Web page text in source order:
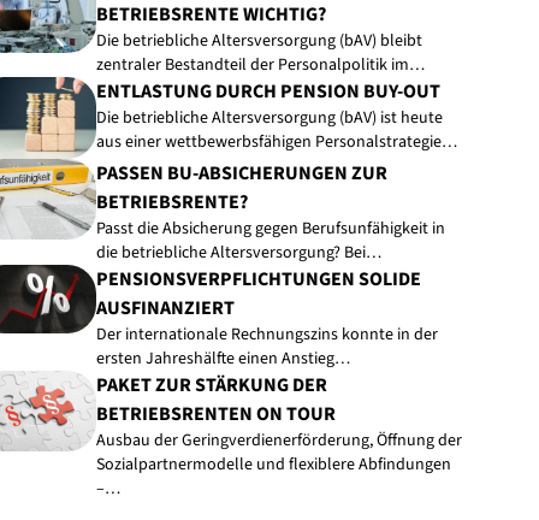
BETRIEBSRENTE WICHTIG?
Die betriebliche Altersversorgung (bAV) bleibt
zentraler Bestandteil der Personalpolitik im…
ENTLASTUNG DURCH PENSION BUY-OUT
Die betriebliche Altersversorgung (bAV) ist heute
aus einer wettbewerbsfähigen Personalstrategie…
PASSEN BU-ABSICHERUNGEN ZUR
BETRIEBSRENTE?
Passt die Absicherung gegen Berufsunfähigkeit in
die betriebliche Altersversorgung? Bei…
PENSIONSVERPFLICHTUNGEN SOLIDE
AUSFINANZIERT
Der internationale Rechnungszins konnte in der
ersten Jahreshälfte einen Anstieg…
PAKET ZUR STÄRKUNG DER
BETRIEBSRENTEN ON TOUR
Ausbau der Geringverdienerförderung, Öffnung der
Sozialpartnermodelle und flexiblere Abfindungen
–…